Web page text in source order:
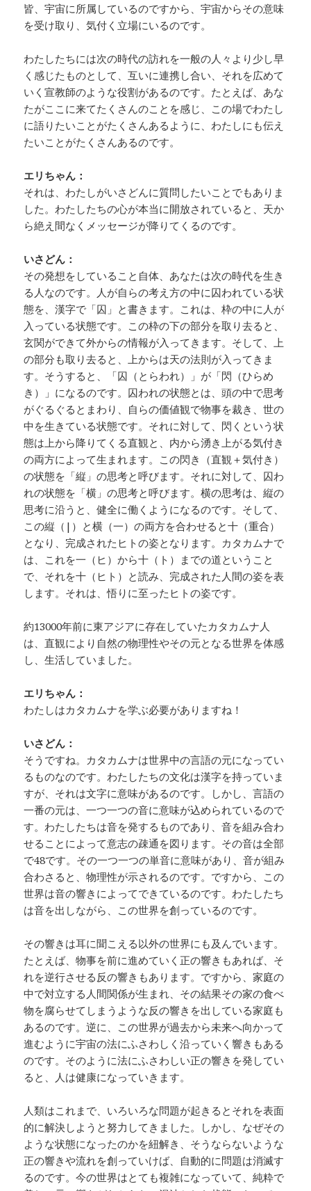
皆、宇宙に所属しているのですから、宇宙からその意味
を受け取り、気付く立場にいるのです。
わたしたちには次の時代の訪れを一般の人々より少し早
く感じたものとして、互いに連携し合い、それを広めて
いく宣教師のような役割があるのです。たとえば、あな
たがここに来てたくさんのことを感じ、この場でわたし
に語りたいことがたくさんあるように、わたしにも伝え
たいことがたくさんあるのです。
エリちゃん：
それは、わたしがいさどんに質問したいことでもありま
した。わたしたちの心が本当に開放されていると、天か
ら絶え間なくメッセージが降りてくるのです。
いさどん：
その発想をしていること自体、あなたは次の時代を生き
る人なのです。人が自らの考え方の中に囚われている状
態を、漢字で「囚」と書きます。これは、枠の中に人が
入っている状態です。この枠の下の部分を取り去ると、
玄関ができて外からの情報が入ってきます。そして、上
の部分も取り去ると、上からは天の法則が入ってきま
す。そうすると、「囚（とらわれ）」が「閃（ひらめ
き）」になるのです。囚われの状態とは、頭の中で思考
がぐるぐるとまわり、自らの価値観で物事を裁き、世の
中を生きている状態です。それに対して、閃くという状
態は上から降りてくる直観と、内から湧き上がる気付き
の両方によって生まれます。この閃き（直観＋気付き）
の状態を「縦」の思考と呼びます。それに対して、囚わ
れの状態を「横」の思考と呼びます。横の思考は、縦の
思考に沿うと、健全に働くようになるのです。そして、
この縦（|）と横（一）の両方を合わせると十（重合）
となり、完成されたヒトの姿となります。カタカムナで
は、これを一（ヒ）から十（ト）までの道ということ
で、それを十（ヒト）と読み、完成された人間の姿を表
します。それは、悟りに至ったヒトの姿です。
約13000年前に東アジアに存在していたカタカムナ人
は、直観により自然の物理性やその元となる世界を体感
し、生活していました。
エリちゃん：
わたしはカタカムナを学ぶ必要がありますね！
いさどん：
そうですね。カタカムナは世界中の言語の元になってい
るものなのです。わたしたちの文化は漢字を持っていま
すが、それは文字に意味があるのです。しかし、言語の
一番の元は、一つ一つの音に意味が込められているので
す。わたしたちは音を発するものであり、音を組み合わ
せることによって意志の疎通を図ります。その音は全部
で48です。その一つ一つの単音に意味があり、音が組み
合わさると、物理性が示されるのです。ですから、この
世界は音の響きによってできているのです。わたしたち
は音を出しながら、この世界を創っているのです。
その響きは耳に聞こえる以外の世界にも及んでいます。
たとえば、物事を前に進めていく正の響きもあれば、そ
れを逆行させる反の響きもあります。ですから、家庭の
中で対立する人間関係が生まれ、その結果その家の食べ
物を腐らせてしまうような反の響きを出している家庭も
あるのです。逆に、この世界が過去から未来へ向かって
進むように宇宙の法にふさわしく沿っていく響きもある
のです。そのように法にふさわしい正の響きを発してい
ると、人は健康になっていきます。
人類はこれまで、いろいろな問題が起きるとそれを表面
的に解決しようと努力してきました。しかし、なぜその
ような状態になったのかを紐解き、そうならないような
正の響きや流れを創っていけば、自動的に問題は消滅す
るのです。今の世界はとても複雑になっていて、純粋で